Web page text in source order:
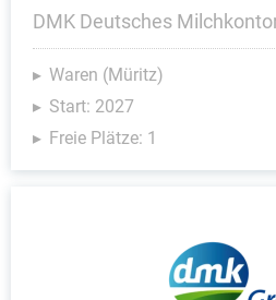
DMK Deutsches
Waren (Müritz)
Start: 2027
Freie Plätze: 1